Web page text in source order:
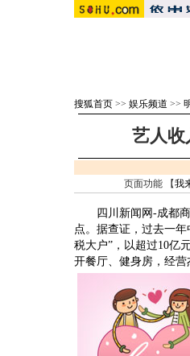
搜狐首页 >> 娱乐频道 >>
艺人收
页面功能 【我
四川新闻网-成都商
点。据查证，过去一年
税大户”，以超过10亿
开餐厅、健身房，经营